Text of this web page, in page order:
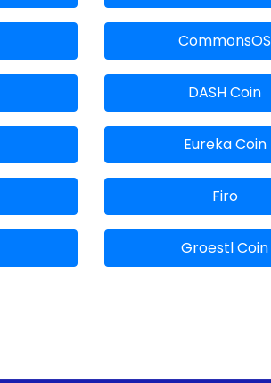
CommonsOS
DASH Coin
Eureka Coin
Firo
Groestl Coin